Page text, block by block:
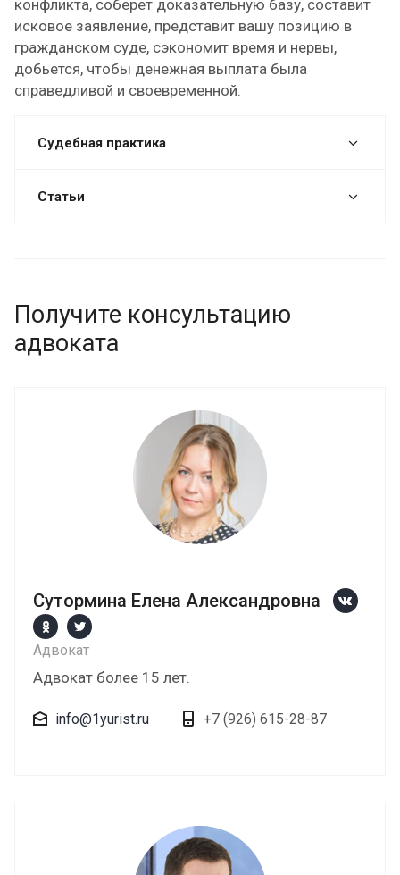
конфликта, соберет доказательную базу, составит
исковое заявление, представит вашу позицию в
гражданском суде, сэкономит время и нервы,
добьется, чтобы денежная выплата была
справедливой и своевременной.
Судебная практика
Статьи
Получите консультацию
адвоката
Сутормина Елена Александровна
Адвокат
Адвокат более 15 лет.
info@1yurist.ru +7 (926) 615-28-87